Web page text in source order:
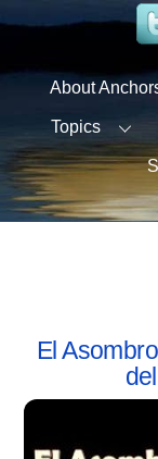
About
Topics
El